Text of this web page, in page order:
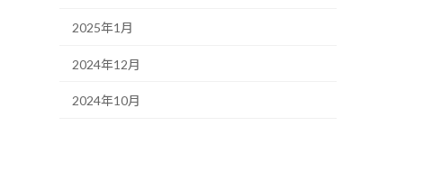
2025年1月
2024年12月
2024年10月